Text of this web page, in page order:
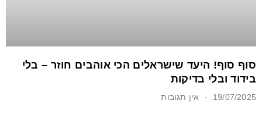
סוף סוף! היעד שישראלים הכי אוהבים חוזר – בלי
בידוד ובלי בדיקות
19/07/2025 אין תגובות